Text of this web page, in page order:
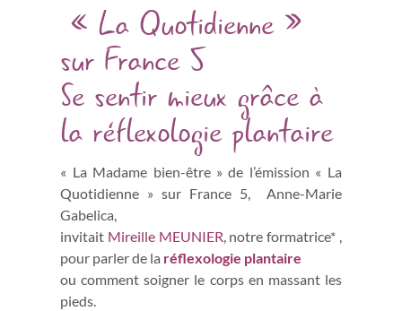
« La Quotidienne »
sur France 5
Se sentir mieux grâce à
la réflexologie plantaire
« La Madame bien-être » de l’émission « La
Quotidienne » sur France 5, Anne-Marie
Gabelica,
invitait Mireille MEUNIER, notre formatrice* ,
pour parler de la réflexologie plantaire
ou comment soigner le corps en massant les
pieds.